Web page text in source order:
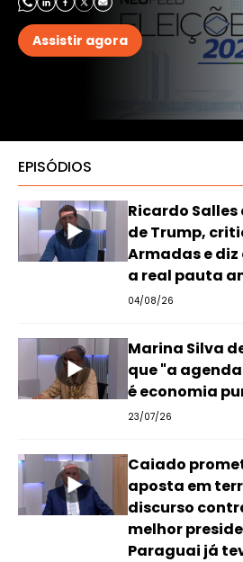
Assistir agora
EPISÓDIOS
Ricardo
de Trump,
Armadas e
a real pauta
04/08/26
Marina Silva
que "a
é economia
23/07/26
Caiado
aposta em
discurso
melhor
Paraguai já